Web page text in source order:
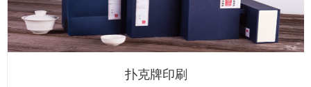
扑克牌印刷